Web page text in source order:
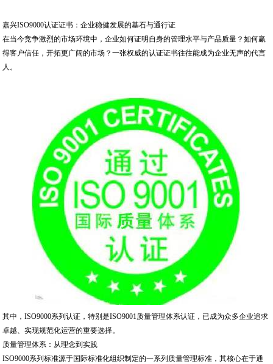
嘉兴ISO9000认证证书：企业稳健发展的基石与通行证
在当今竞争激烈的市场环境中，企业如何证明自身的管理水平与产品质量？如何赢
得客户信任，开拓更广阔的市场？一张权威的认证证书往往能成为企业无声的代言
人。
其中，ISO9000系列认证，特别是ISO9001质量管理体系认证，已成为众多企业追求
卓越、实现规范化运营的重要选择。
质量管理体系：从理念到实践
ISO9000系列标准源于国际标准化组织制定的一系列质量管理标准，其核心在于通